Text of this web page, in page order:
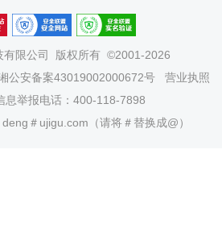
限公司
版权所有 ©2001-2026
公安备案43019002000672号
营业执照
息举报电话：400-118-7898
＃ujigu.com（请将＃替换成@）